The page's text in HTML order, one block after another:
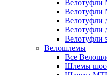
Велотуфли
Велотуфли
Велотуфли
Велотуфли
Велотуфли
Велошлемы
Все
Шлемы